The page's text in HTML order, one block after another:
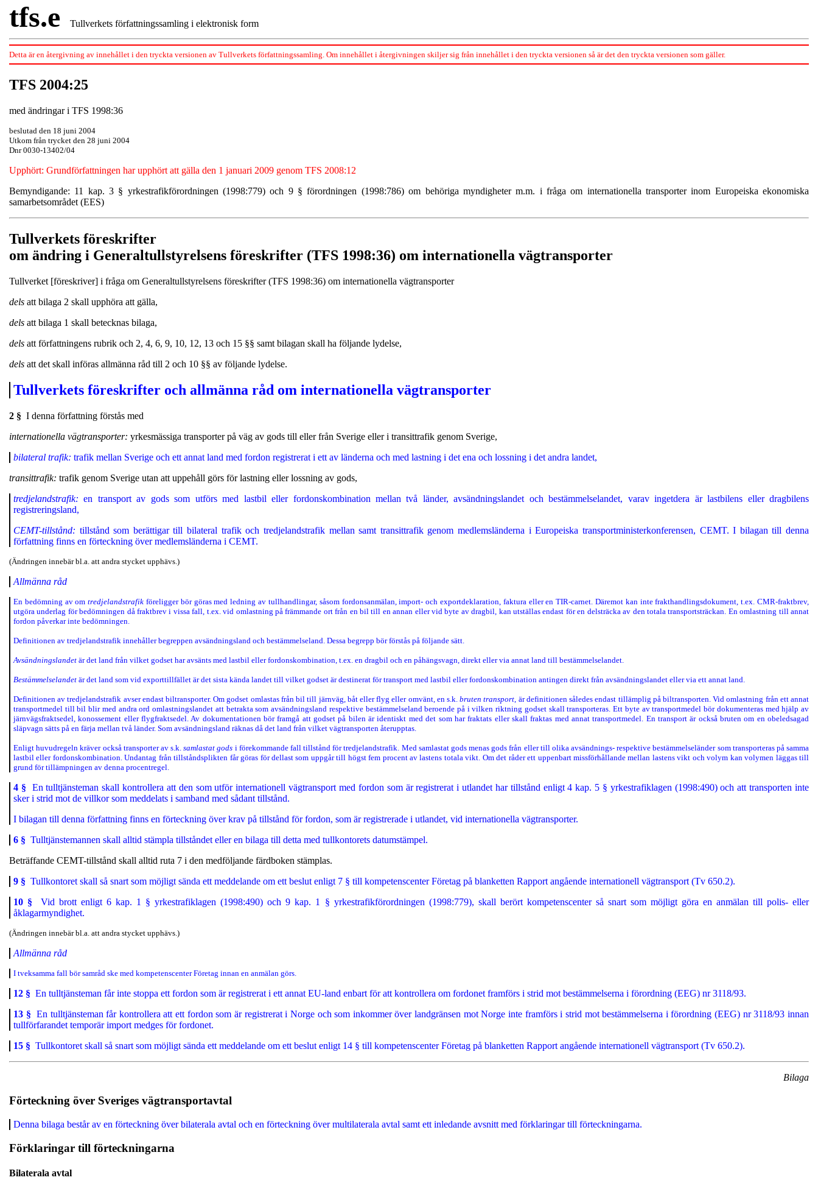
tfs.e Tullverkets författningssamling i elektronisk form
Detta är en återgivning av innehållet i den tryckta versionen av Tullverkets författningssamling. Om innehållet i återgivningen skiljer sig från innehållet i den tryckta versionen så är det den tryckta versionen som gäller.
TFS 2004:25
med ändringar i TFS 1998:36
beslutad den 18 juni 2004
Utkom från trycket den 28 juni 2004
Dnr 0030-13402/04
Upphört: Grundförfattningen har upphört att gälla den 1 januari 2009 genom TFS 2008:12
Bemyndigande: 11 kap. 3 § yrkestrafikförordningen (1998:779) och 9 § förordningen (1998:786) om behöriga myndigheter m.m. i fråga om internationella transporter inom Europeiska ekonomiska
samarbetsområdet (EES)
Tullverkets föreskrifter
om ändring i Generaltullstyrelsens föreskrifter (TFS 1998:36) om internationella vägtransporter
Tullverket [föreskriver] i fråga om Generaltullstyrelsens föreskrifter (TFS 1998:36) om internationella vägtransporter
dels att bilaga 2 skall upphöra att gälla,
dels att bilaga 1 skall betecknas bilaga,
dels att författningens rubrik och 2, 4, 6, 9, 10, 12, 13 och 15 §§ samt bilagan skall ha följande lydelse,
dels att det skall införas allmänna råd till 2 och 10 §§ av följande lydelse.
Tullverkets föreskrifter och allmänna råd om internationella vägtransporter
2 § I denna författning förstås med
internationella vägtransporter: yrkesmässiga transporter på väg av gods till eller från Sverige eller i transittrafik genom Sverige,
bilateral trafik: trafik mellan Sverige och ett annat land med fordon registrerat i ett av länderna och med lastning i det ena och lossning i det andra landet,
transittrafik: trafik genom Sverige utan att uppehåll görs för lastning eller lossning av gods,
tredjelandstrafik: en transport av gods som utförs med lastbil eller fordonskombination mellan två länder, avsändningslandet och bestämmelselandet, varav ingetdera är lastbilens eller dragbilens
registreringsland,
CEMT-tillstånd: tillstånd som berättigar till bilateral trafik och tredjelandstrafik mellan samt transittrafik genom medlemsländerna i Europeiska transportministerkonferensen, CEMT. I bilagan till denna
författning finns en förteckning över medlemsländerna i CEMT.
(Ändringen innebär bl.a. att andra stycket upphävs.)
Allmänna råd
En bedömning av omtredjelandstrafik föreligger bör göras med ledning av tullhandlingar, såsom fordonsanmälan, import- och exportdeklaration, faktura eller en TIR-carnet. Däremot kan inte frakthandlingsdokument, t.ex. CMR-fraktbrev,
utgöra underlag för bedömningen då fraktbrev i vissa fall, t.ex. vid omlastning på främmande ort från en bil till en annan eller vid byte av dragbil, kan utställas endast för en delsträcka av den totala transportsträckan. En omlastning till annat
fordon påverkar inte bedömningen.
Definitionen av tredjelandstrafik innehåller begreppen avsändningsland och bestämmelseland. Dessa begrepp bör förstås på följande sätt.
Avsändningslandet är det land från vilket godset har avsänts med lastbil eller fordonskombination, t.ex. en dragbil och en påhängsvagn, direkt eller via annat land till bestämmelselandet.
Bestämmelselandet är det land som vid exporttillfället är det sista kända landet till vilket godset är destinerat för transport med lastbil eller fordonskombination antingen direkt från avsändningslandet eller via ett annat land.
Definitionen av tredjelandstrafik avser endast biltransporter. Om godset omlastas från bil till järnväg, båt eller flyg eller omvänt, en s.k.bruten transport , är definitionen således endast tillämplig på biltransporten. Vid omlastning från ett annat
transportmedel till bil blir med andra ord omlastningslandet att betrakta som avsändningsland respektive bestämmelseland beroende på i vilken riktning godset skall transporteras. Ett byte av transportmedel bör dokumenteras med hjälp av
järnvägsfraktsedel, konossement eller flygfraktsedel. Av dokumentationen bör framgå att godset på bilen är identiskt med det som har fraktats eller skall fraktas med annat transportmedel. En transport är också bruten om en obeledsagad
släpvagn sätts på en färja mellan två länder. Som avsändningsland räknas då det land från vilket vägtransporten återupptas.
Enligt huvudregeln kräver också transporter av s.k.samlastat gods i förekommande fall tillstånd för tredjelandstrafik. Med samlastat gods menas gods från eller till olika avsändnings- respektive bestämmelseländer som transporteras på samma
lastbil eller fordonskombination. Undantag från tillståndsplikten får göras för dellast som uppgår till högst fem procent av lastens totala vikt. Om det råder ett uppenbart missförhållande mellan lastens vikt och volym kan volymen läggas till
grund för tillämpningen av denna procentregel.
4 § En tulltjänsteman skall kontrollera att den som utför internationell vägtransport med fordon som är registrerat i utlandet har tillstånd enligt 4 kap. 5 § yrkestrafiklagen (1998:490) och att transporten inte
sker i strid mot de villkor som meddelats i samband med sådant tillstånd.
I bilagan till denna författning finns en förteckning över krav på tillstånd för fordon, som är registrerade i utlandet, vid internationella vägtransporter.
6 § Tulltjänstemannen skall alltid stämpla tillståndet eller en bilaga till detta med tullkontorets datumstämpel.
Beträffande CEMT-tillstånd skall alltid ruta 7 i den medföljande färdboken stämplas.
9 § Tullkontoret skall så snart som möjligt sända ett meddelande om ett beslut enligt 7 § till kompetenscenter Företag på blanketten Rapport angående internationell vägtransport (Tv 650.2).
10 § Vid brott enligt 6 kap. 1 § yrkestrafiklagen (1998:490) och 9 kap. 1 § yrkestrafikförordningen (1998:779), skall berört kompetenscenter så snart som möjligt göra en anmälan till polis- eller
åklagarmyndighet.
(Ändringen innebär bl.a. att andra stycket upphävs.)
Allmänna råd
I tveksamma fall bör samråd ske med kompetenscenter Företag innan en anmälan görs.
12 § En tulltjänsteman får inte stoppa ett fordon som är registrerat i ett annat EU-land enbart för att kontrollera om fordonet framförs i strid mot bestämmelserna i förordning (EEG) nr 3118/93.
13 § En tulltjänsteman får kontrollera att ett fordon som är registrerat i Norge och som inkommer över landgränsen mot Norge inte framförs i strid mot bestämmelserna i förordning (EEG) nr 3118/93 innan
tullförfarandet temporär import medges för fordonet.
15 § Tullkontoret skall så snart som möjligt sända ett meddelande om ett beslut enligt 14 § till kompetenscenter Företag på blanketten Rapport angående internationell vägtransport (Tv 650.2).
Bilaga
Förteckning över Sveriges vägtransportavtal
Denna bilaga består av en förteckning över bilaterala avtal och en förteckning över multilaterala avtal samt ett inledande avsnitt med förklaringar till förteckningarna.
Förklaringar till förteckningarna
Bilaterala avtal